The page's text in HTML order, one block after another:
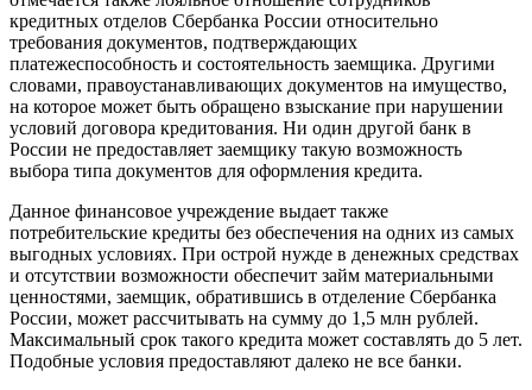
кредитных отделов Сбербанка России относительно
требования документов, подтверждающих
платежеспособность и состоятельность заемщика. Другими
словами, правоустанавливающих документов на имущество,
на которое может быть обращено взыскание при нарушении
условий договора кредитования. Ни один другой банк в
России не предоставляет заемщику такую возможность
выбора типа документов для оформления кредита.
Данное финансовое учреждение выдает также
потребительские кредиты без обеспечения на одних из самых
выгодных условиях. При острой нужде в денежных средствах
и отсутствии возможности обеспечит займ материальными
ценностями, заемщик, обратившись в отделение Сбербанка
России, может рассчитывать на сумму до 1,5 млн рублей.
Максимальный срок такого кредита может составлять до 5 лет.
Подобные условия предоставляют далеко не все банки.